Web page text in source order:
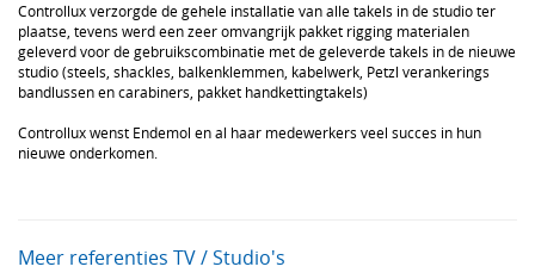
Controllux verzorgde de gehele installatie van alle takels in de studio ter
plaatse, tevens werd een zeer omvangrijk pakket rigging materialen
geleverd voor de gebruikscombinatie met de geleverde takels in de nieuwe
studio (steels, shackles, balkenklemmen, kabelwerk, Petzl verankerings
bandlussen en carabiners, pakket handkettingtakels)
Controllux wenst Endemol en al haar medewerkers veel succes in hun
nieuwe onderkomen.
Meer referenties TV / Studio's